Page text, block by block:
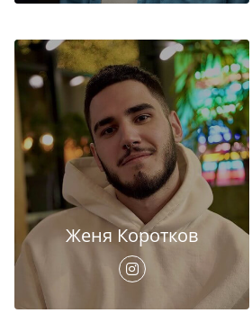
Женя Коротков